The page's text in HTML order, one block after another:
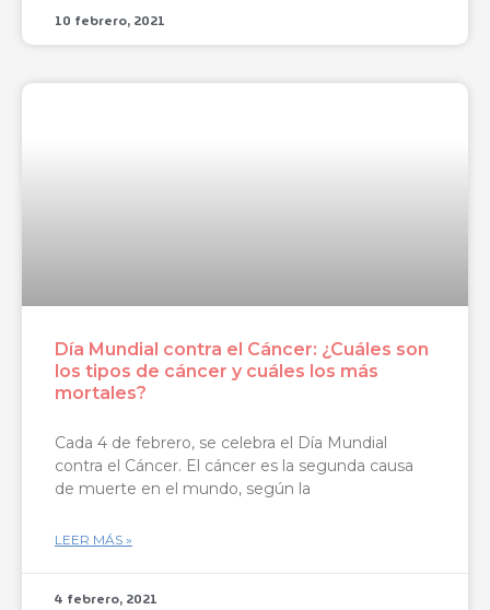
10 febrero, 2021
Día Mundial contra el Cáncer: ¿Cuáles son
los tipos de cáncer y cuáles los más
mortales?
Cada 4 de febrero, se celebra el Día Mundial
contra el Cáncer. El cáncer es la segunda causa
de muerte en el mundo, según la
LEER MÁS »
4 febrero, 2021